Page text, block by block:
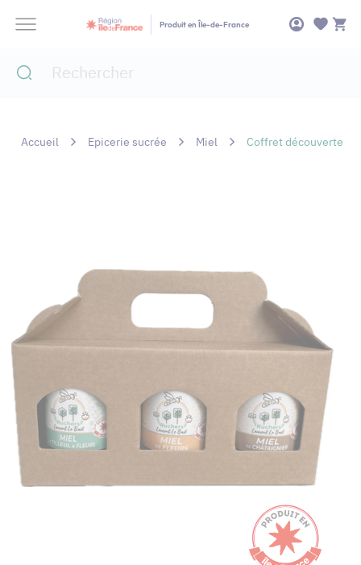
Produit en Île-de-France
Accueil Epicerie sucrée Miel Coffret découverte